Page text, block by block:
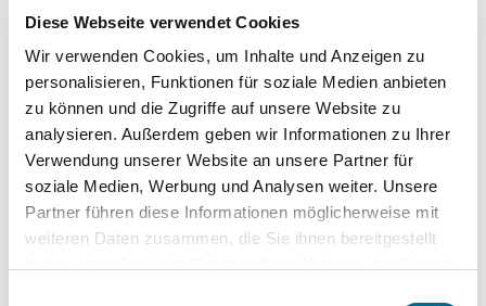
Diese Webseite verwendet Cookies
Wir verwenden Cookies, um Inhalte und Anzeigen zu
personalisieren, Funktionen für soziale Medien anbieten
zu können und die Zugriffe auf unsere Website zu
analysieren. Außerdem geben wir Informationen zu Ihrer
Verwendung unserer Website an unsere Partner für
soziale Medien, Werbung und Analysen weiter. Unsere
Partner führen diese Informationen möglicherweise mit
weiteren Daten zusammen, die Sie ihnen bereitgestellt
Top Kategorien